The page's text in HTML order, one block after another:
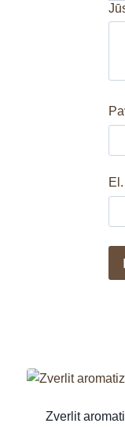
Zverlit